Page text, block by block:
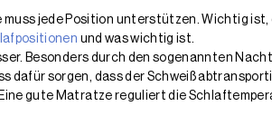
jede Position unterstützen. Wichtig ist,
und was wichtig ist.
Besonders durch den sogenannten
dafür sorgen, dass der Schweiß
gute Matratze reguliert die